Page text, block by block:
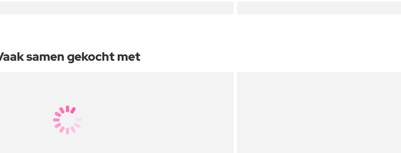
samen gekocht met